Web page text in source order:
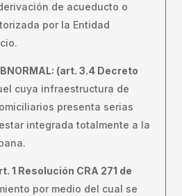
de acueducto o
por la Entidad
(art. 3.4 Decreto
cuya infraestructura de
presenta serias
integrada totalmente a la
1 Resolución CRA 271 de
por medio del cual se